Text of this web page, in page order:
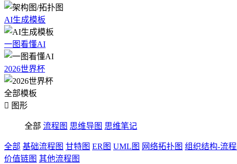
AI生成模板
一图看懂AI
2026世界杯
全部模板
 图形
全部 流程图 思维导图 思维笔记
全部 基础流程图 甘特图 ER图 UML图 网络拓扑图 组织结构-流程
价值链图 其他流程图